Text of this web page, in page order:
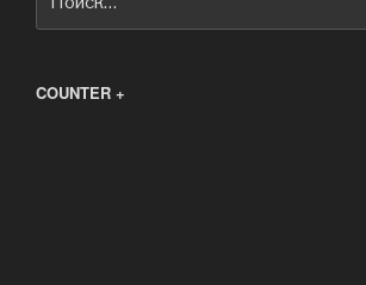
COUNTER +